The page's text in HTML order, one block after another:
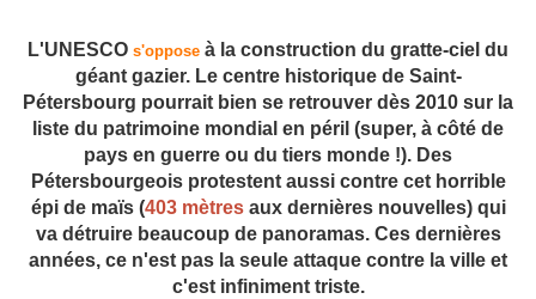
L'UNESCO s'oppose à la construction du gratte-ciel du
géant gazier. Le centre historique de Saint-
Pétersbourg pourrait bien se retrouver dès 2010 sur la
liste du patrimoine mondial en péril (super, à côté de
pays en guerre ou du tiers monde !). Des
Pétersbourgeois protestent aussi contre cet horrible
épi de maïs (403 mètresaux dernières nouvelles) qui
va détruire beaucoup de panoramas. Ces dernières
années, ce n'est pas la seule attaque contre la ville et
c'est infiniment triste.